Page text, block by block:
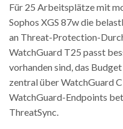
Für 25 Arbeitsplätze mit
Sophos XGS 87w die
an Threat-Protection-
WatchGuard T25 passt
vorhanden sind, das
zentral über WatchGuard
WatchGuard-Endpoints
ThreatSync.